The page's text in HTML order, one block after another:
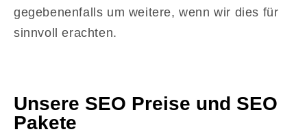
gegebenenfalls um weitere, wenn wir dies für
sinnvoll erachten.
Unsere SEO Preise und SEO
Pakete